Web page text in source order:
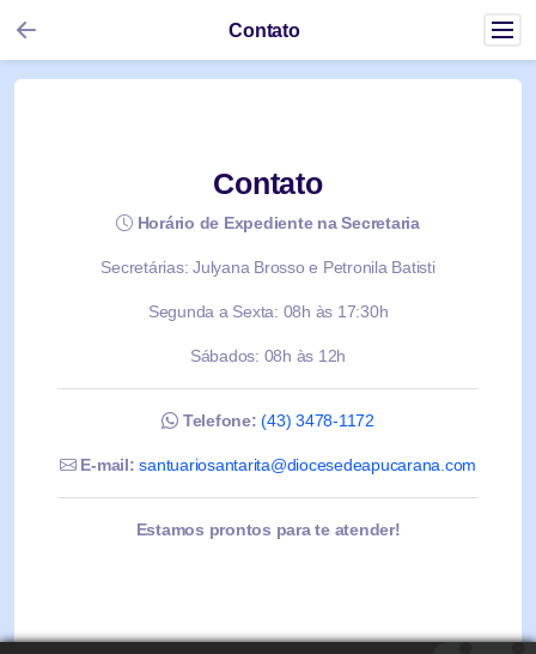
Contato
Contato
Horário de Expediente na Secretaria
Secretárias: Julyana Brosso e Petronila Batisti
Segunda a Sexta: 08h às 17:30h
Sábados: 08h às 12h
Telefone: (43) 3478-1172
E-mail: santuariosantarita@diocesedeapucarana.com
Estamos prontos para te atender!